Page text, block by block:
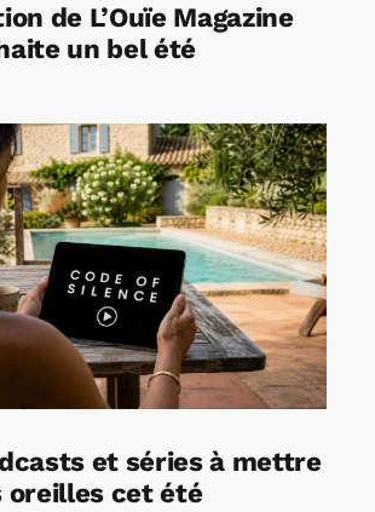
de L’Ouïe Magazine
un bel été
et séries à mettre
oreilles cet été